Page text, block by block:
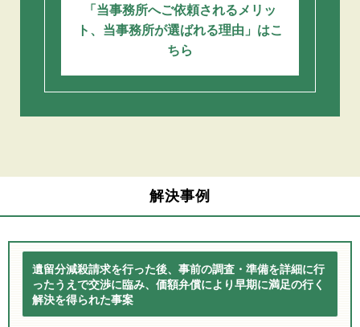
「当事務所へご依頼されるメリッ
ト、当事務所が選ばれる理由」はこ
ちら
解決事例
遺留分減殺請求を行った後、事前の調査・準備を詳細に行
ったうえで交渉に臨み、価額弁償により早期に満足の行く
解決を得られた事案